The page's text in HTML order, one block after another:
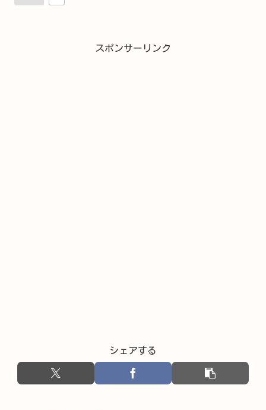
スポンサーリンク
シェアする